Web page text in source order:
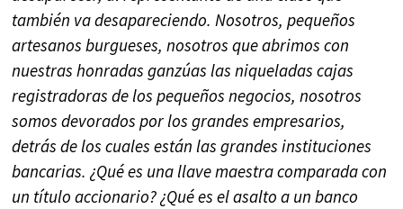
también va desapareciendo. Nosotros, pequeños
artesanos burgueses, nosotros que abrimos con
nuestras honradas ganzúas las niqueladas cajas
registradoras de los pequeños negocios, nosotros
somos devorados por los grandes empresarios,
detrás de los cuales están las grandes instituciones
bancarias. ¿Qué es una llave maestra comparada con
un título accionario? ¿Qué es el asalto a un banco